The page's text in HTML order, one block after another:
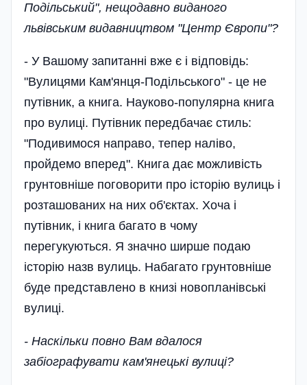
Подільський", нещодавно виданого
львівським видавництвом "Центр Європи"?
- У Вашому запитанні вже є і відповідь:
"Вулицями Кам'янця-Подільського" - це не
путівник, а книга. Науково-популярна книга
про вулиці. Путівник передбачає стиль:
"Подивимося направо, тепер наліво,
пройдемо вперед". Книга дає можливість
грунтовніше поговорити про історію вулиць і
розташованих на них об'єктах. Хоча і
путівник, і книга багато в чому
перегукуються. Я значно ширше подаю
історію назв вулиць. Набагато грунтовніше
буде представлено в книзі новопланівські
вулиці.
- Наскільки повно Вам вдалося
забіографувати кам'янецькі вулиці?